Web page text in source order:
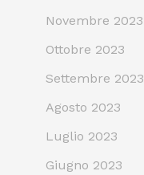
Novembre 2023
Ottobre 2023
Settembre 2023
Agosto 2023
Luglio 2023
Giugno 2023